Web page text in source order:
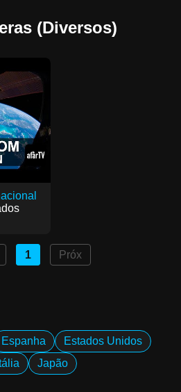
(Diversos)
1 Próx
Espanha
Estados Unidos
Japão